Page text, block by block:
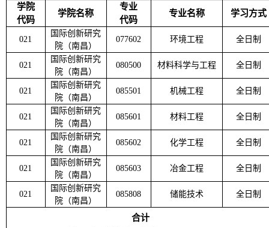
学院
代码
学院名称
专业
代码
专业名称 学习方式
021
国际创新研究
院（南昌）
077602 环境工程 全日制
021
国际创新研究
院（南昌）
080500 材料科学与工程 全日制
021
国际创新研究
院（南昌）
085501 机械工程 全日制
021
国际创新研究
院（南昌）
085601 材料工程 全日制
021
国际创新研究
院（南昌）
085602 化学工程 全日制
021
国际创新研究
院（南昌）
085603 冶金工程 全日制
021
国际创新研究
院（南昌）
085808 储能技术 全日制
合计